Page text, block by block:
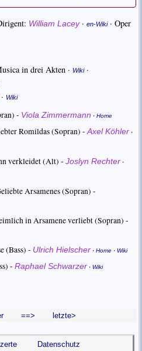
William Lacey·en-Wiki·Oper
in drei Akten · Wiki·
· Wiki
- Viola Zimmermann · Home
Romildas (Sopran) -Axel Köhler·
verkleidet (Alt) - Joslyn Rechter·
Arsamenes (Sopran) -
in Arsamene verliebt (Sopran) -
(Bass) - Ulrich Hielscher· Home· Wiki
- Raphael Schwarzer· Wiki
==> letzte>
Datenschutz